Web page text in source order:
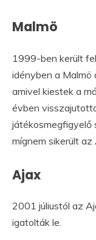
Malmö
1999-ben került
idényben a Malmö
amivel kiestek a
évben
játékosmegfigyelő
mígnem sikerült az
Ajax
2001 júliustól az
igatolták le.